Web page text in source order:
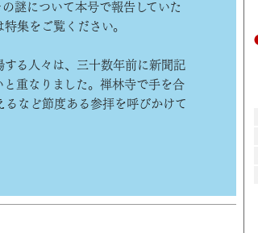
謎について本号で報告していた
集をご覧ください。
る人々は、三十数年前に新聞記
重なりました。禅林寺で手を合
など節度ある参拝を呼びかけて